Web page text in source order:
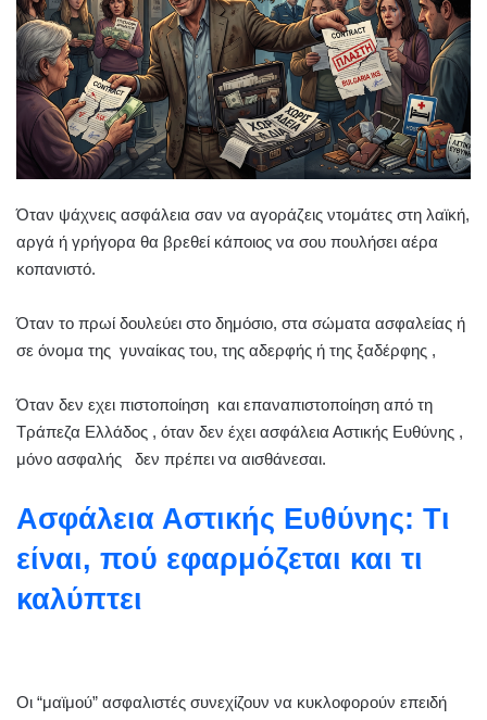
Όταν ψάχνεις ασφάλεια σαν να αγοράζεις ντομάτες στη λαϊκή,
αργά ή γρήγορα θα βρεθεί κάποιος να σου πουλήσει αέρα
κοπανιστό.
Όταν το πρωί δουλεύει στο δημόσιο, στα σώματα ασφαλείας ή
σε όνομα της γυναίκας του, της αδερφής ή της ξαδέρφης ,
Όταν δεν εχει πιστοποίηση και επαναπιστοποίηση από τη
Τράπεζα Ελλάδος , όταν δεν έχει ασφάλεια Αστικής Ευθύνης ,
μόνο ασφαλής δεν πρέπει να αισθάνεσαι.
Ασφάλεια Αστικής Ευθύνης: Τι
είναι, πού εφαρμόζεται και τι
καλύπτει
Οι “μαϊμού” ασφαλιστές συνεχίζουν να κυκλοφορούν επειδή